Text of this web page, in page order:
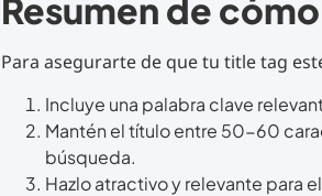
Resumen de
Para asegurarte de que tu title tag
Incluye una palabra clave
Mantén el título entre 50-60
búsqueda.
Hazlo atractivo y relevante para